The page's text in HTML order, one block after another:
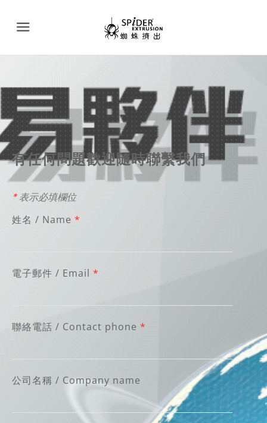
Menu
有任何問題歡迎隨時聯繫我們
*表示必填欄位
姓名 / Name *
電子郵件 / Email *
聯絡電話 / Contact phone *
公司名稱 / Company name